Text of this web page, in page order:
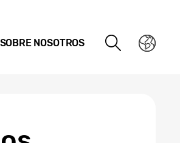
SOBRE NOSOTROS